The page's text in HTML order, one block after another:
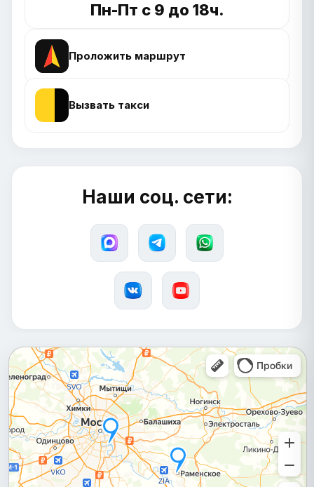
Пн-Пт с 9 до 18ч.
Проложить маршрут
Вызвать такси
Наши соц. сети: